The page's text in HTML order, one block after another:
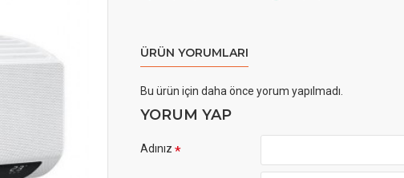
ÜRÜN YORUMLARI
Bu ürün için daha önce yorum yapılmadı.
YORUM YAP
Adınız